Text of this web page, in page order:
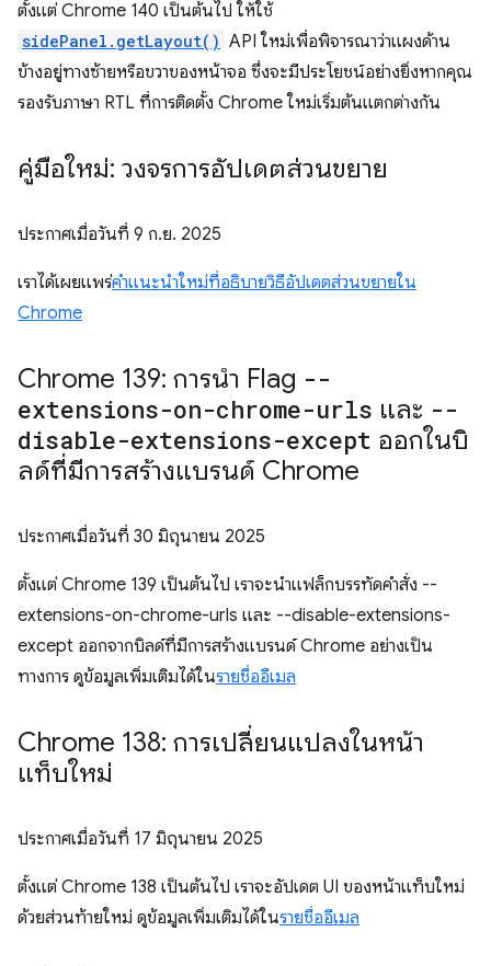
ตั้งแต่ Chrome 140 เป็นต้นไป ให้ใช้
sidePanel.getLayout() API ใหม่เพื่อพิจารณาว่าแผงด้าน
ข้างอยู่ทางซ้ายหรือขวาของหน้าจอ ซึ่งจะมีประโยชน์อย่างยิ่งหากคุณ
รองรับภาษา RTL ที่การติดตั้ง Chrome ใหม่เริ่มต้นแตกต่างกัน
คู่มือใหม่: วงจรการอัปเดตส่วนขยาย
ประกาศเมื่อวันที่ 9 ก.ย. 2025
เราได้เผยแพร่คำแนะนำใหม่ที่อธิบายวิธีอัปเดตส่วนขยายใน
Chrome
Chrome 139: การนำ Flag --
extensions-on-chrome-urls และ --
disable-extensions-except ออกในบิ
ลด์ที่มีการสร้างแบรนด์ Chrome
ประกาศเมื่อวันที่ 30 มิถุนายน 2025
ตั้งแต่ Chrome 139 เป็นต้นไป เราจะนำแฟล็กบรรทัดคำสั่ง --
extensions-on-chrome-urls และ --disable-extensions-
except ออกจากบิลด์ที่มีการสร้างแบรนด์ Chrome อย่างเป็น
ทางการ ดูข้อมูลเพิ่มเติมได้ในรายชื่ออีเมล
Chrome 138: การเปลี่ยนแปลงในหน้า
แท็บใหม่
ประกาศเมื่อวันที่ 17 มิถุนายน 2025
ตั้งแต่ Chrome 138 เป็นต้นไป เราจะอัปเดต UI ของหน้าแท็บใหม่
ด้วยส่วนท้ายใหม่ ดูข้อมูลเพิ่มเติมได้ในรายชื่ออีเมล